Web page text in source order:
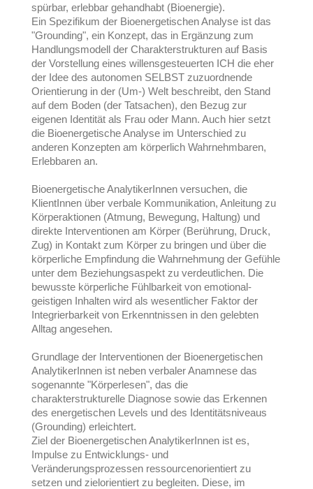
spürbar, erlebbar gehandhabt (Bioenergie).
Ein Spezifikum der Bioenergetischen Analyse ist das
"Grounding", ein Konzept, das in Ergänzung zum
Handlungsmodell der Charakterstrukturen auf Basis
der Vorstellung eines willensgesteuerten ICH die eher
der Idee des autonomen SELBST zuzuordnende
Orientierung in der (Um-) Welt beschreibt, den Stand
auf dem Boden (der Tatsachen), den Bezug zur
eigenen Identität als Frau oder Mann. Auch hier setzt
die Bioenergetische Analyse im Unterschied zu
anderen Konzepten am körperlich Wahrnehmbaren,
Erlebbaren an.
Bioenergetische AnalytikerInnen versuchen, die
KlientInnen über verbale Kommunikation, Anleitung zu
Körperaktionen (Atmung, Bewegung, Haltung) und
direkte Interventionen am Körper (Berührung, Druck,
Zug) in Kontakt zum Körper zu bringen und über die
körperliche Empfindung die Wahrnehmung der Gefühle
unter dem Beziehungsaspekt zu verdeutlichen. Die
bewusste körperliche Fühlbarkeit von emotional-
geistigen Inhalten wird als wesentlicher Faktor der
Integrierbarkeit von Erkenntnissen in den gelebten
Alltag angesehen.
Grundlage der Interventionen der Bioenergetischen
AnalytikerInnen ist neben verbaler Anamnese das
sogenannte "Körperlesen", das die
charakterstrukturelle Diagnose sowie das Erkennen
des energetischen Levels und des Identitätsniveaus
(Grounding) erleichtert.
Ziel der Bioenergetischen AnalytikerInnen ist es,
Impulse zu Entwicklungs- und
Veränderungsprozessen ressourcenorientiert zu
setzen und zielorientiert zu begleiten. Diese, im